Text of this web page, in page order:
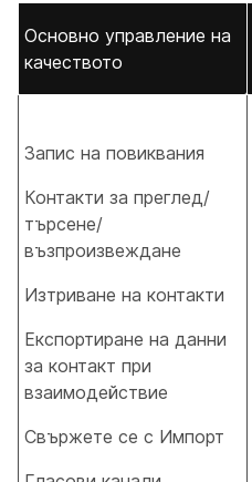
Основно управление на
качеството
Запис на повиквания
Контакти за преглед/
търсене/
възпроизвеждане
Изтриване на контакти
Експортиране на данни
за контакт при
взаимодействие
Свържете се с Импорт